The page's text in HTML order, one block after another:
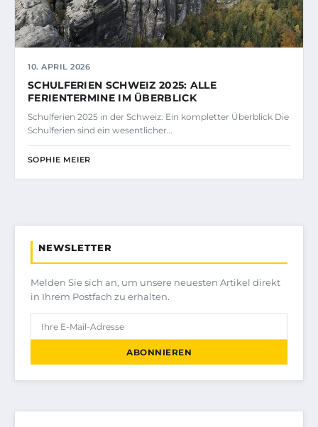
10. APRIL 2026
SCHULFERIEN SCHWEIZ 2025: ALLE
FERIENTERMINE IM ÜBERBLICK
Schulferien 2025 in der Schweiz: Ein kompletter Überblick Die
Schulferien sind ein wesentlicher…
SOPHIE MEIER
NEWSLETTER
Melden Sie sich an, um unsere neuesten Artikel direkt
in Ihrem Postfach zu erhalten.
ABONNIEREN